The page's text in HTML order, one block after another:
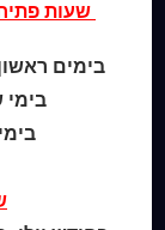
כותר טף
ארכיון ספריית
שעות
בימים ראשון,
בימי
בימי